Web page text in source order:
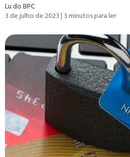
Lu do BPC
3 de julho de 2023| 3minutos para ler